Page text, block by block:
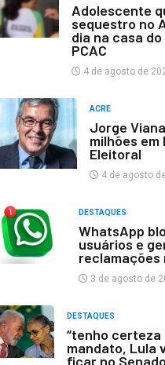
Adolescente
sequestro no
dia na casa
PCAC
4 de agosto de
ACRE
Jorge
milhões
Eleitoral
4 de agosto
DESTAQUES
WhatsApp
usuários e
reclamações
3 de agosto de
DESTAQUES
“tenho certeza
mandato, Lula
ficar no